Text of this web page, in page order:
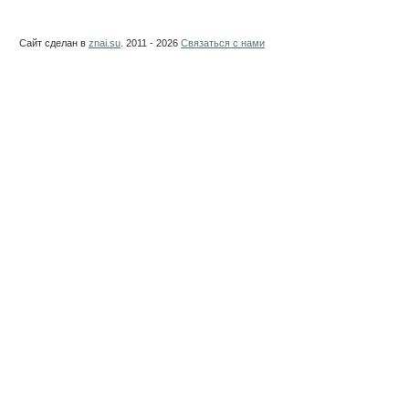
Сайт сделан в znai.su . 2011 - 2026 Связаться с нами